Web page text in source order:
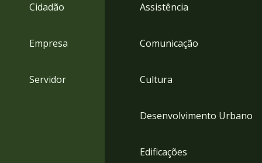
Cidadão
Empresa
Servidor
Assistência
Comunicação
Cultura
Desenvolvimento Urbano
Edificações